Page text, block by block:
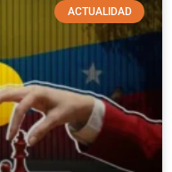
ACTUALIDAD